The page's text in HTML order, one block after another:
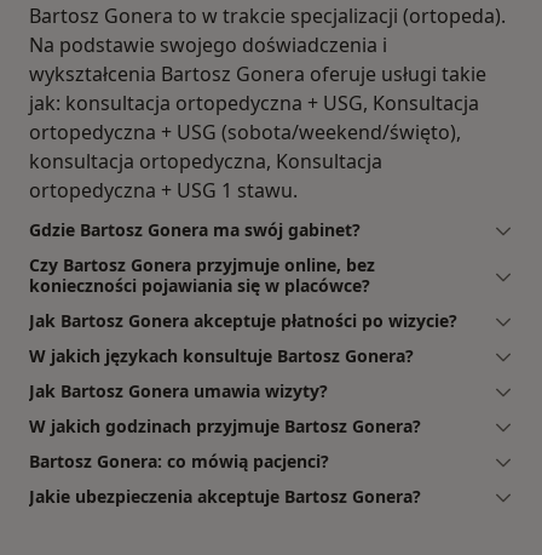
Bartosz Gonera to w trakcie specjalizacji (ortopeda).
Na podstawie swojego doświadczenia i
wykształcenia Bartosz Gonera oferuje usługi takie
jak: konsultacja ortopedyczna + USG, Konsultacja
ortopedyczna + USG (sobota/weekend/święto),
konsultacja ortopedyczna, Konsultacja
ortopedyczna + USG 1 stawu.
Gdzie Bartosz Gonera ma swój gabinet?
Czy Bartosz Gonera przyjmuje online, bez
konieczności pojawiania się w placówce?
Jak Bartosz Gonera akceptuje płatności po wizycie?
W jakich językach konsultuje Bartosz Gonera?
Jak Bartosz Gonera umawia wizyty?
W jakich godzinach przyjmuje Bartosz Gonera?
Bartosz Gonera: co mówią pacjenci?
Jakie ubezpieczenia akceptuje Bartosz Gonera?